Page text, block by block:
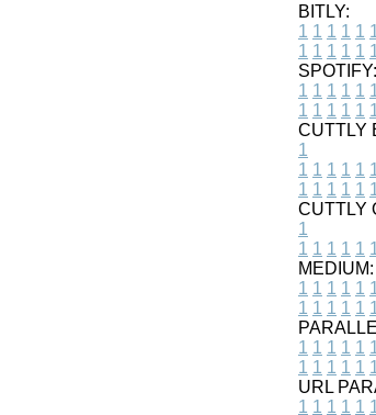
BITLY:
1 1 1 1 1
1 1 1 1 1
SPOTIFY:
1 1 1 1 1
1 1 1 1 1
CUTTLY
1
1 1 1 1 1
1 1 1 1 1
CUTTLY
1
1 1 1 1 1
MEDIUM:
1 1 1 1 1
1 1 1 1 1
1 1 1 1 1
1 1 1 1 1
URL
1 1 1 1 1